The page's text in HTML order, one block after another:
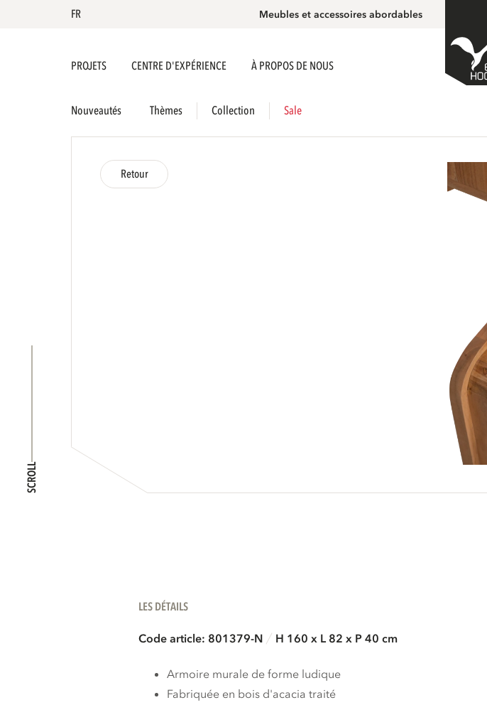
FR Meubles et accessoires abordables
PROJETS CENTRE D'EXPÉRIENCE À PROPOS DE NOUS
Nouveautés Thèmes Collection Sale
SCROLL
Retour
LES DÉTAILS
Code article: 801379-N H 160 x L 82 x P 40 cm
Armoire murale de forme ludique
Fabriquée en bois d'acacia traité